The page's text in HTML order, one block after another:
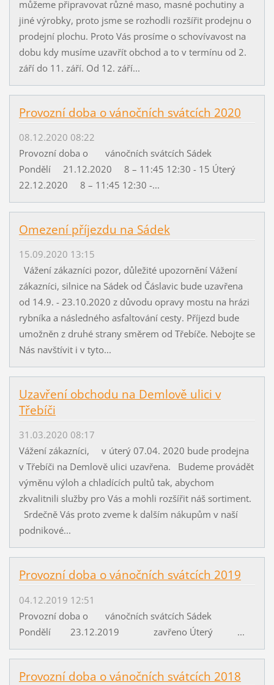
můžeme připravovat různé maso, masné pochutiny a
jiné výrobky, proto jsme se rozhodli rozšířit prodejnu o
prodejní plochu. Proto Vás prosíme o schovívavost na
dobu kdy musíme uzavřít obchod a to v termínu od 2.
září do 11. září. Od 12. září...
Provozní doba o vánočních svátcích 2020
08.12.2020 08:22
Provozní doba o vánočních svátcích Sádek
Pondělí 21.12.2020 8 – 11:45 12:30 - 15 Úterý
22.12.2020 8 – 11:45 12:30 -...
Omezení příjezdu na Sádek
15.09.2020 13:15
Vážení zákazníci pozor, důležité upozornění Vážení
zákazníci, silnice na Sádek od Čáslavic bude uzavřena
od 14.9. - 23.10.2020 z důvodu opravy mostu na hrázi
rybníka a následného asfaltování cesty. Příjezd bude
umožněn z druhé strany směrem od Třebíče. Nebojte se
Nás navštívit i v tyto...
Uzavření obchodu na Demlově ulici v
Třebíči
31.03.2020 08:17
Vážení zákazníci, v úterý 07.04. 2020 bude prodejna
v Třebíči na Demlově ulici uzavřena. Budeme provádět
výměnu výloh a chladících pultů tak, abychom
zkvalitnili služby pro Vás a mohli rozšířit náš sortiment.
Srdečně Vás proto zveme k dalším nákupům v naší
podnikové...
Provozní doba o vánočních svátcích 2019
04.12.2019 12:51
Provozní doba o vánočních svátcích Sádek
Pondělí 23.12.2019 zavřeno Úterý ...
Provozní doba o vánočních svátcích 2018